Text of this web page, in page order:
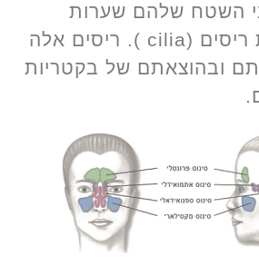
השטח שלהם שערות
קטנות המכונות ריסים (cilia ). ריסים אלה
ובהוצאתם של בקטריות